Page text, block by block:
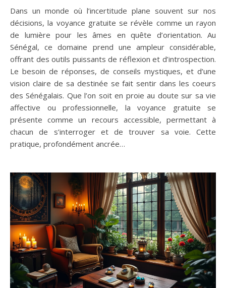
Dans un monde où l’incertitude plane souvent sur nos
décisions, la voyance gratuite se révèle comme un rayon
de lumière pour les âmes en quête d’orientation. Au
Sénégal, ce domaine prend une ampleur considérable,
offrant des outils puissants de réflexion et d’introspection.
Le besoin de réponses, de conseils mystiques, et d’une
vision claire de sa destinée se fait sentir dans les coeurs
des Sénégalais. Que l’on soit en proie au doute sur sa vie
affective ou professionnelle, la voyance gratuite se
présente comme un recours accessible, permettant à
chacun de s’interroger et de trouver sa voie. Cette
pratique, profondément ancrée…